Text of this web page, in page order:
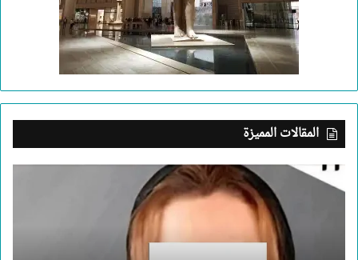
المقالات المميزة
بعد
جريمة